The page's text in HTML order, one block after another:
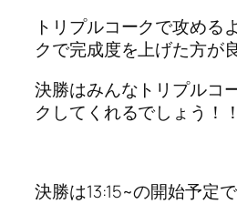
トリプルコークで攻める
クで完成度を上げた方が
決勝はみんなトリプルコ
クしてくれるでしょう！！
決勝は13:15~の開始予定で